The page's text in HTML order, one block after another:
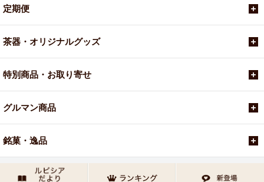
定期便
茶器・オリジナルグッズ
特別商品・お取り寄せ
グルマン商品
銘菓・逸品